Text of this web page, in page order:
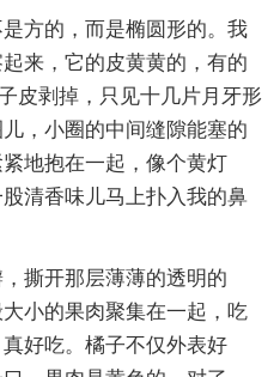
方的，而是椭圆形的。我
来，它的皮黄黄的，有的
皮剥掉，只见十几片月牙形
，小圈的中间缝隙能塞的
地抱在一起，像个黄灯
清香味儿马上扑入我的鼻
撕开那层薄薄的透明的
小的果肉聚集在一起，吃
好吃。橘子不仅外表好